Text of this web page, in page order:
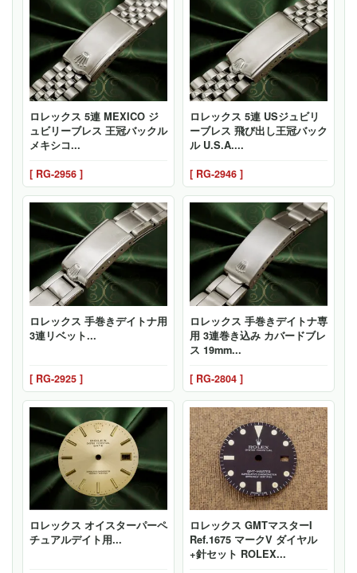
ロレックス 5連 MEXICO ジ
ュビリーブレス 王冠バックル
メキシコ...
[ RG-2956 ]
ロレックス 5連 USジュビリ
ーブレス 飛び出し王冠バック
ル U.S.A....
[ RG-2946 ]
ロレックス 手巻きデイトナ用
3連リベット...
[ RG-2925 ]
ロレックス 手巻きデイトナ専
用 3連巻き込み カバードブレ
ス 19mm...
[ RG-2804 ]
ロレックス オイスターパーペ
チュアルデイト用...
ロレックス GMTマスターI
Ref.1675 マークV ダイヤル
+針セット ROLEX...